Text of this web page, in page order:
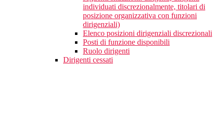
individuati discrezionalmente, titolari di
posizione organizzativa con funzioni
dirigenziali)
Elenco posizioni dirigenziali discrezionali
Posti di funzione disponibili
Ruolo dirigenti
Dirigenti cessati